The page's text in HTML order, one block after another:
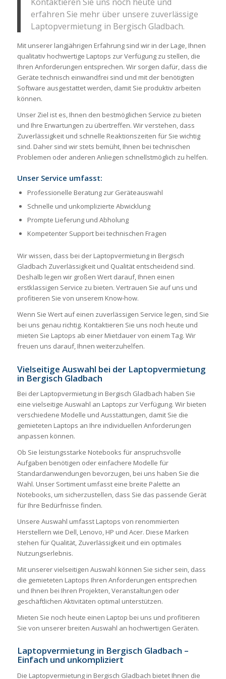
erfahren Sie mehr über unsere zuverlässige
Laptopvermietung in Bergisch Gladbach.
Mit unserer langjährigen Erfahrung sind wir in der Lage, Ihnen
qualitativ hochwertige Laptops zur Verfügung zu stellen, die
Ihren Anforderungen entsprechen. Wir sorgen dafür, dass die
Geräte technisch einwandfrei sind und mit der benötigten
Software ausgestattet werden, damit Sie produktiv arbeiten
können.
Unser Ziel ist es, Ihnen den bestmöglichen Service zu bieten
und Ihre Erwartungen zu übertreffen. Wir verstehen, dass
Zuverlässigkeit und schnelle Reaktionszeiten für Sie wichtig
sind. Daher sind wir stets bemüht, Ihnen bei technischen
Problemen oder anderen Anliegen schnellstmöglich zu helfen.
Unser Service umfasst:
Professionelle Beratung zur Geräteauswahl
Schnelle und unkomplizierte Abwicklung
Prompte Lieferung und Abholung
Kompetenter Support bei technischen Fragen
Wir wissen, dass bei der Laptopvermietung in Bergisch
Gladbach Zuverlässigkeit und Qualität entscheidend sind.
Deshalb legen wir großen Wert darauf, Ihnen einen
erstklassigen Service zu bieten. Vertrauen Sie auf uns und
profitieren Sie von unserem Know-how.
Wenn Sie Wert auf einen zuverlässigen Service legen, sind Sie
bei uns genau richtig. Kontaktieren Sie uns noch heute und
mieten Sie Laptops ab einer Mietdauer von einem Tag. Wir
freuen uns darauf, Ihnen weiterzuhelfen.
Vielseitige Auswahl bei der Laptopvermietung
in Bergisch Gladbach
Bei der Laptopvermietung in Bergisch Gladbach haben Sie
eine vielseitige Auswahl an Laptops zur Verfügung. Wir bieten
verschiedene Modelle und Ausstattungen, damit Sie die
gemieteten Laptops an Ihre individuellen Anforderungen
anpassen können.
Ob Sie leistungsstarke Notebooks für anspruchsvolle
Aufgaben benötigen oder einfachere Modelle für
Standardanwendungen bevorzugen, bei uns haben Sie die
Wahl. Unser Sortiment umfasst eine breite Palette an
Notebooks, um sicherzustellen, dass Sie das passende Gerät
für Ihre Bedürfnisse finden.
Unsere Auswahl umfasst Laptops von renommierten
Herstellern wie Dell, Lenovo, HP und Acer. Diese Marken
stehen für Qualität, Zuverlässigkeit und ein optimales
Nutzungserlebnis.
Mit unserer vielseitigen Auswahl können Sie sicher sein, dass
die gemieteten Laptops Ihren Anforderungen entsprechen
und Ihnen bei Ihren Projekten, Veranstaltungen oder
geschäftlichen Aktivitäten optimal unterstützen.
Mieten Sie noch heute einen Laptop bei uns und profitieren
Sie von unserer breiten Auswahl an hochwertigen Geräten.
Laptopvermietung in Bergisch Gladbach –
Einfach und unkompliziert
Die Laptopvermietung in Bergisch Gladbach bietet Ihnen die